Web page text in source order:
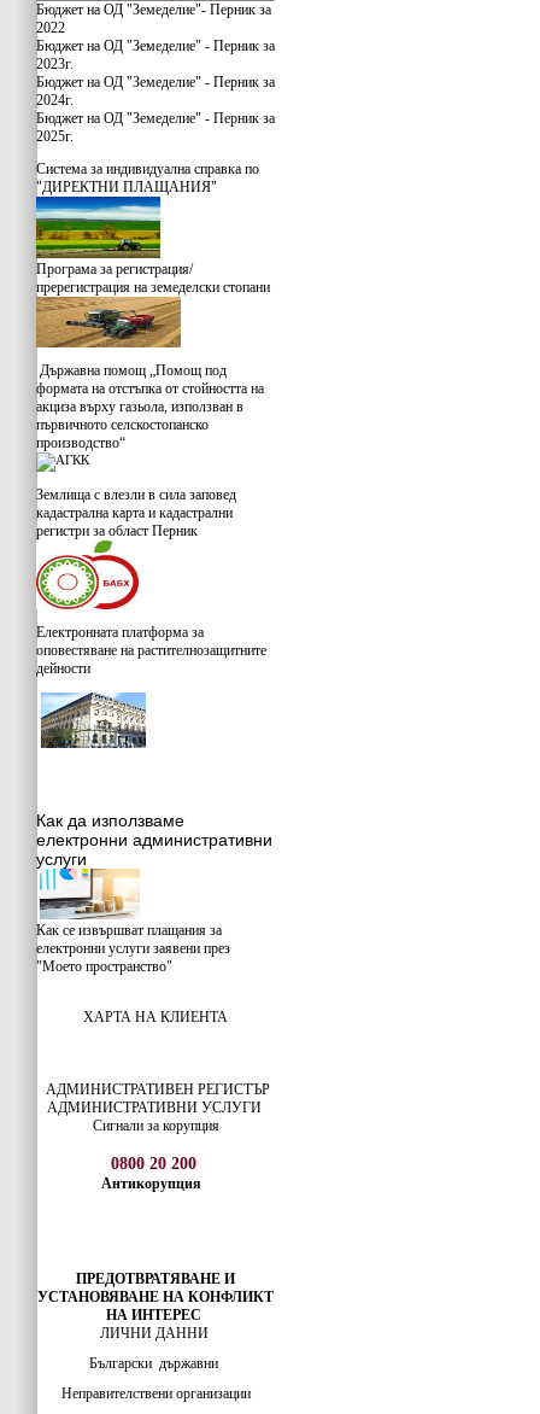
Бюджет на ОД "Земеделие"- Перник за
2022
Бюджет на ОД "Земеделие" - Перник за
2023г.
Бюджет на ОД "Земеделие" - Перник за
2024г.
Бюджет на ОД "Земеделие" - Перник за
2025г.
Система за индивидуaлна справка по
"ДИРЕКТНИ ПЛАЩАНИЯ"
Програма за регистрация/
пререгистрация на земеделски стопани
Държавна помощ „Помощ под
формата на отстъпка от стойността на
акциза върху газьола, използван в
първичното селскостопанско
производство“
Землища с влезли в сила заповед
кадастрална карта и кадастрални
регистри за област Перник
Електронната платформа за
оповестяване на растителнозащитните
дейности
Как да използваме
електронни административни
услуги
Как се извършват плащания за
електронни услуги заявени през
"Моето пространство"
ХАРТА НА КЛИЕНТА
АДМИНИСТРАТИВЕН РЕГИСТЪР
АДМИНИСТРАТИВНИ УСЛУГИ
Сигнали за корупция
0800 20 200
Антикорупция
ПРЕДОТВРАТЯВАНЕ И
УСТАНОВЯВАНЕ НА КОНФЛИКТ
НА ИНТЕРЕС
ЛИЧНИ ДАННИ
Български държавни
Неправителствени организации